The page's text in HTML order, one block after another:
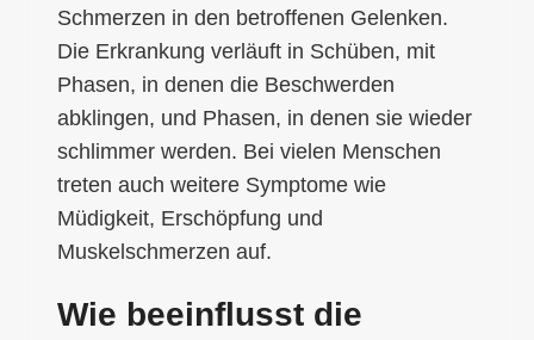
Schmerzen in den betroffenen Gelenken.
Die Erkrankung verläuft in Schüben, mit
Phasen, in denen die Beschwerden
abklingen, und Phasen, in denen sie wieder
schlimmer werden. Bei vielen Menschen
treten auch weitere Symptome wie
Müdigkeit, Erschöpfung und
Muskelschmerzen auf.
Wie beeinflusst die